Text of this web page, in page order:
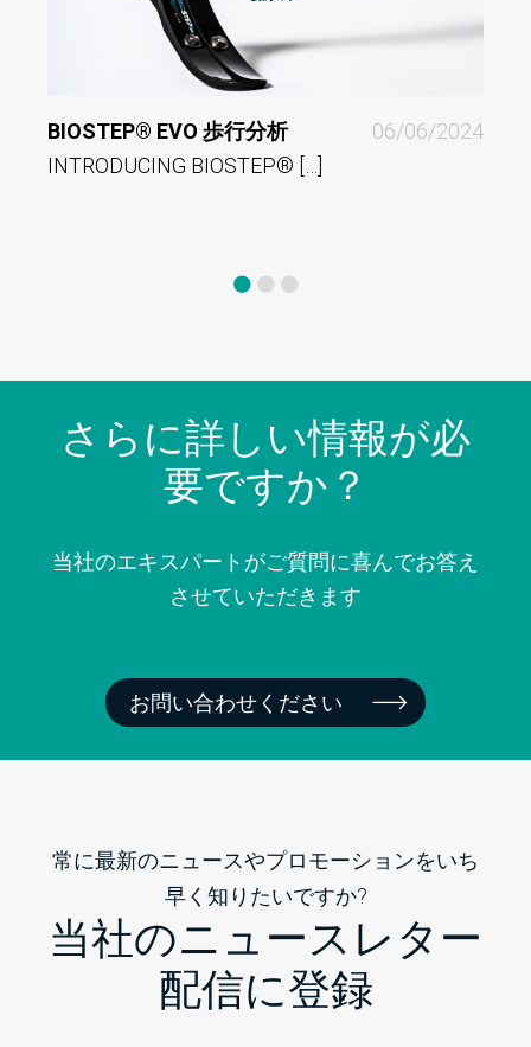
BIOSTEP® EVO 歩行分析
06/06/2024
INTRODUCING BIOSTEP® […]
さらに詳しい情報が必
要ですか？
当社のエキスパートがご質問に喜んでお答え
させていただきます
お問い合わせください
常に最新のニュースやプロモーションをいち
早く知りたいですか?
当社のニュースレター
配信に登録